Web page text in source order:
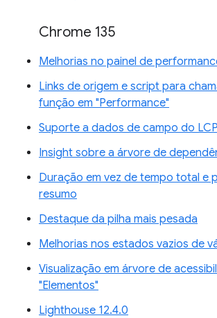
Chrome 135
Melhorias no painel de
Links de origem e script para
função em "Performance"
Suporte a dados de campo do
Insight sobre a árvore de
Duração em vez de tempo total e
resumo
Destaque da pilha mais pesada
Melhorias nos estados vazios de
Visualização em árvore de
"Elementos"
Lighthouse 12.4.0